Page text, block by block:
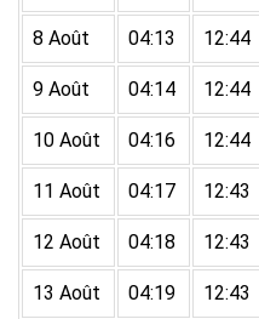
8 Août 04:13 12:44
9 Août 04:14 12:44
10 Août 04:16 12:44
11 Août 04:17 12:43
12 Août 04:18 12:43
13 Août 04:19 12:43